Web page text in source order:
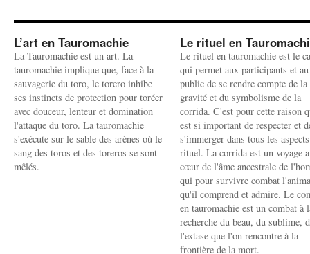
L’art en Tauromachie
La Tauromachie est un art. La
tauromachie implique que, face à la
sauvagerie du toro, le torero inhibe
ses instincts de protection pour toréer
avec douceur, lenteur et domination
l'attaque du toro. La tauromachie
s'exécute sur le sable des arènes où le
sang des toros et des toreros se sont
mêlés.
Le rituel en
Le rituel en tauromachie est le
qui permet aux participants et au
public de se rendre compte de la
gravité et du symbolisme de la
corrida. C'est pour cette raison
est si important de respecter et
s'immerger dans tous les
rituel. La corrida est un voyage
cœur de l'âme ancestrale de
qui pour survivre combat
qu'il comprend et admire. Le
en tauromachie est un combat à
recherche du beau, du sublime,
l'extase que l'on rencontre à la
frontière de la mort.